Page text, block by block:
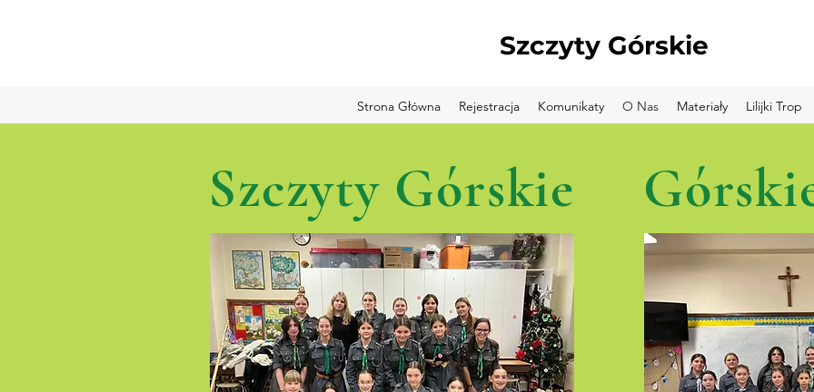
Szczyty Górskie
Strona Główna Rejestracja Komunikaty O Nas Materiały Lilijki Trop
Szczyty Górskie